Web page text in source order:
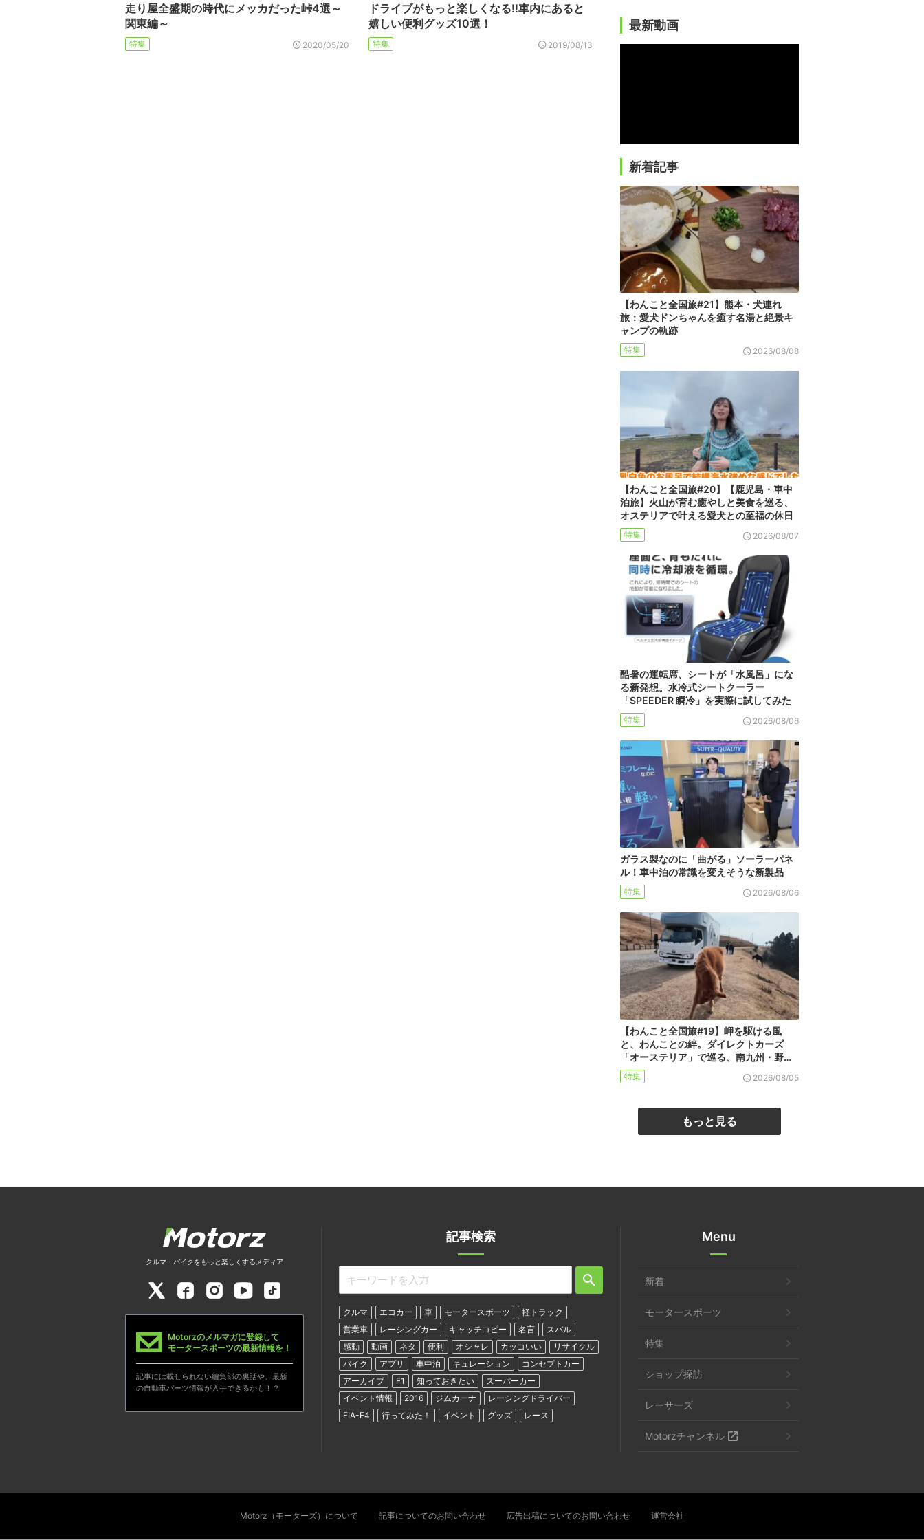
走り屋全盛期の時代にメッカだった峠4選～
関東編～
特集 2020/05/20
ドライブがもっと楽しくなる!!車内にあると
嬉しい便利グッズ10選！
特集 2019/08/13
最新動画
新着記事
【わんこと全国旅#21】熊本・犬連れ
旅：愛犬ドンちゃんを癒す名湯と絶景キ
ャンプの軌跡
特集 2026/08/08
【わんこと全国旅#20】【鹿児島・車中
泊旅】火山が育む癒やしと美食を巡る、
オステリアで叶える愛犬との至福の休日
特集 2026/08/07
酷暑の運転席、シートが「水風呂」にな
る新発想。水冷式シートクーラー
「SPEEDER 瞬冷」を実際に試してみた
特集 2026/08/06
ガラス製なのに「曲がる」ソーラーパネ
ル！車中泊の常識を変えそうな新製品
特集 2026/08/06
【わんこと全国旅#19】岬を駆ける風
と、わんことの絆。ダイレクトカーズ
「オーステリア」で巡る、南九州・野…
特集 2026/08/05
もっと見る
記事検索
クルマ エコカー 車 モータースポーツ
軽トラック
営業車
レーシングカー キャッチコピー 名言
スバル
感動
動画 ネタ 便利 オシャレ カッコいい
リサイクル
バイク
アプリ 車中泊 キュレーション
コンセプトカー
アーカイブ
F1 知っておきたい
スーパーカー
イベント情報
2016 ジムカーナ
レーシングドライバー
FIA-F4
行ってみた！ イベント グッズ レース
クルマ・バイクをもっと楽しくするメディア
Motorzのメルマガに登録して
モータースポーツの最新情報を！
記事には載せられない編集部の裏話や、最新
の自動車パーツ情報が入手できるかも！？
Menu
新着
モータースポーツ
特集
ショップ探訪
レーサーズ
Motorzチャンネル
Motorz（モーターズ）について 記事についてのお問い合わせ 広告出稿についてのお問い合わせ 運営会社